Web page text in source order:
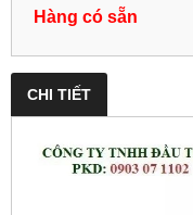
Hàng có sẵn
CHI TIẾT